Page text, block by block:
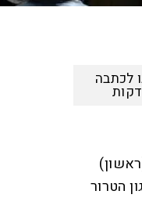
לכתבה
דקות
הטרור